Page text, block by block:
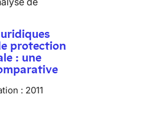
protection
: une
: 2011